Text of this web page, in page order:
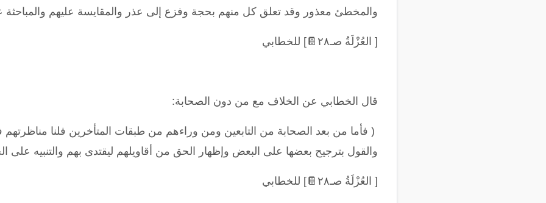
والمخطئ معذور وقد تعلق كل منهم بحجة وفزع إلى عذر والمقايسة عليهم والمباحثة
[ العُزْلَةُ صـ٢٨ 📔] للخطابي
قال الخطابي عن الخلاف مع من دون الصحابة:
( فأما من بعد الصحابة من التابعين ومن وراءهم من طبقات المتأخرين فلنا
والقول بترجيح بعضها على البعض وإظهار الحق من أقاويلهم ليقتدى بهم والتنبيه على
[ العُزْلَةُ صـ٢٨ 📔] للخطابي